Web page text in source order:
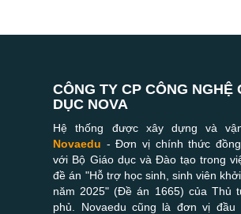
CÔNG TY CP CÔNG NGHỆ
DỤC NOVA
Hệ thống được xây dựng và
Novaedu - Đơn vị chính thức
với Bộ Giáo dục và Đào tạo trong
đề án "Hỗ trợ học sinh, sinh viên
năm 2025" (Đề án 1665) của Thủ
phủ. Novaedu cũng là đơn vị đầu